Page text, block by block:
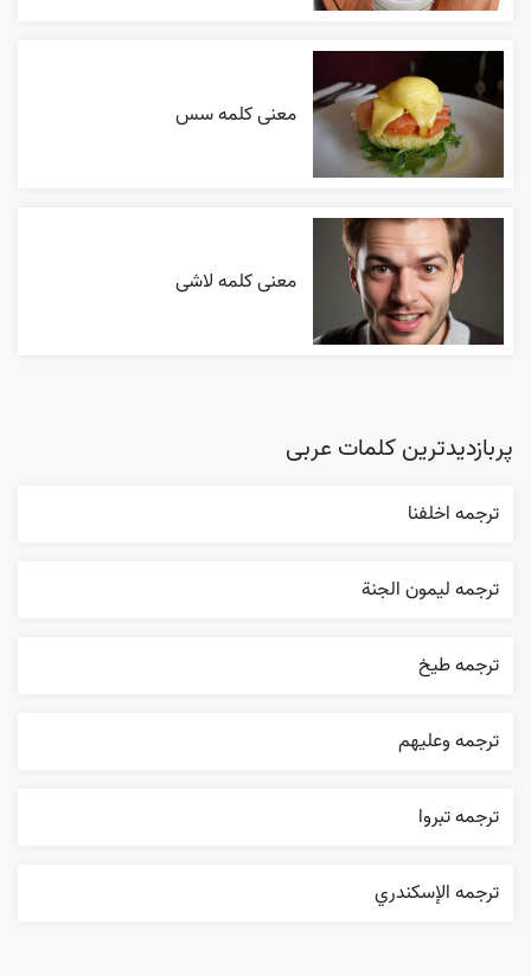
معنی کلمه سس
معنی کلمه لاشی
پربازدیدترین کلمات عربی
ترجمه اخلفنا
ترجمه ليمون الجنة
ترجمه طيخ
ترجمه وعليهم
ترجمه تبروا
ترجمه الإسکندري